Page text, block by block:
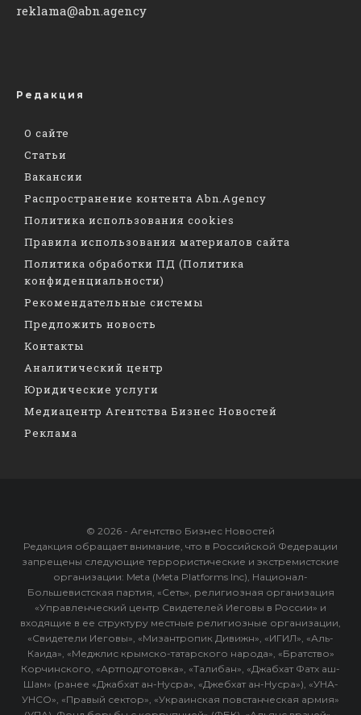
reklama@abn.agency
Редакция
О сайте
Статьи
Вакансии
Распространение контента Abn.Agency
Политика использования cookies
Правила использования материалов сайта
Политика обработки ПД (Политика
конфиденциальности)
Рекомендательные системы
Предложить новость
Контакты
Аналитический центр
Юридические услуги
Медиацентр Агентства Бизнес Новостей
Реклама
© 2026 - Агентство Бизнес Новостей
Редакция обращает внимание, что в Российской Федерации
запрещены следующие террористические и экстремистские
организации: Meta (Meta Platforms Inc), Национал-
Большевистская партия, «Сеть», религиозная организация
«Управленческий центр Свидетелей Иеговы в России» и
входящие в ее структуру местные религиозные организации,
«Свидетели Иеговы», «Мизантропик Дивижн», «ИГИЛ», «Аль-
Каида», «Меджлис крымско-татарского народа», «Братство»
Корчинского, «Артподготовка», «Талибан», «Джабхат Фатх аш-
Шам» (ранее «Джабхат ан-Нусра», «Джебхат ан-Нусра»), «УНА-
УНСО», «Правый сектор», «Украинская повстанческая армия»